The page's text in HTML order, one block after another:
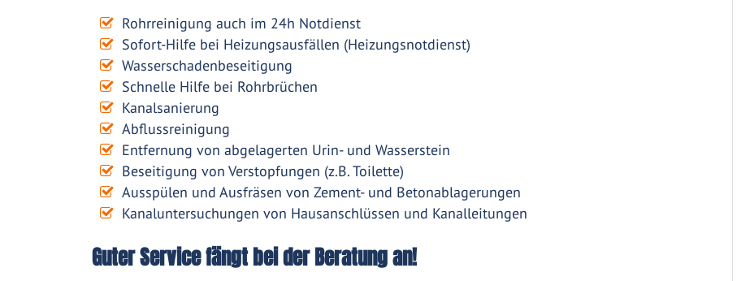
Rohrreinigung auch im 24h Notdienst
Sofort-Hilfe bei Heizungsausfällen (Heizungsnotdienst)
Wasserschadenbeseitigung
Schnelle Hilfe bei Rohrbrüchen
Kanalsanierung
Abflussreinigung
Entfernung von abgelagerten Urin- und Wasserstein
Beseitigung von Verstopfungen (z.B. Toilette)
Ausspülen und Ausfräsen von Zement- und Betonablagerungen
Kanaluntersuchungen von Hausanschlüssen und Kanalleitungen
Guter Service fängt bei der Beratung an!